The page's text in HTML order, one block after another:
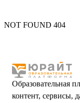
NOT FOUND 404
Образовательная
контент, сервисы,